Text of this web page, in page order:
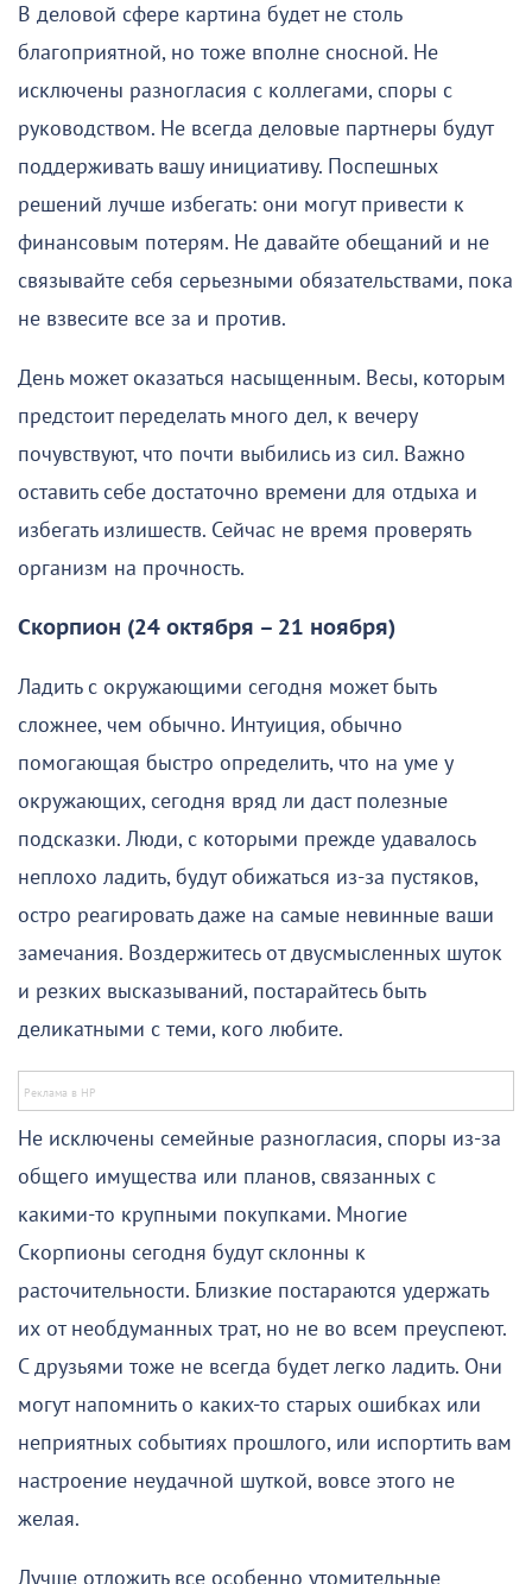
В деловой сфере картина будет не столь
благоприятной, но тоже вполне сносной. Не
исключены разногласия с коллегами, споры с
руководством. Не всегда деловые партнеры будут
поддерживать вашу инициативу. Поспешных
решений лучше избегать: они могут привести к
финансовым потерям. Не давайте обещаний и не
связывайте себя серьезными обязательствами, пока
не взвесите все за и против.
День может оказаться насыщенным. Весы, которым
предстоит переделать много дел, к вечеру
почувствуют, что почти выбились из сил. Важно
оставить себе достаточно времени для отдыха и
избегать излишеств. Сейчас не время проверять
организм на прочность.
Скорпион (24 октября – 21 ноября)
Ладить с окружающими сегодня может быть
сложнее, чем обычно. Интуиция, обычно
помогающая быстро определить, что на уме у
окружающих, сегодня вряд ли даст полезные
подсказки. Люди, с которыми прежде удавалось
неплохо ладить, будут обижаться из-за пустяков,
остро реагировать даже на самые невинные ваши
замечания. Воздержитесь от двусмысленных шуток
и резких высказываний, постарайтесь быть
деликатными с теми, кого любите.
Не исключены семейные разногласия, споры из-за
общего имущества или планов, связанных с
какими-то крупными покупками. Многие
Скорпионы сегодня будут склонны к
расточительности. Близкие постараются удержать
их от необдуманных трат, но не во всем преуспеют.
С друзьями тоже не всегда будет легко ладить. Они
могут напомнить о каких-то старых ошибках или
неприятных событиях прошлого, или испортить вам
настроение неудачной шуткой, вовсе этого не
желая.
Лучше отложить все особенно утомительные